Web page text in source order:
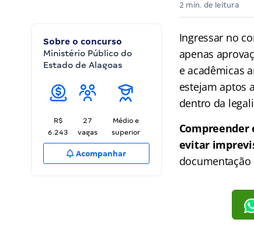
2 min. de leitura
Sobre o concurso
Ministério Público do
Estado de Alagoas
R$
6.243
27
vagas
Médio e
superior
Acompanhar
Ingressar no
apenas
e acadêmicas
estejam aptos
dentro da
Compreender
evitar